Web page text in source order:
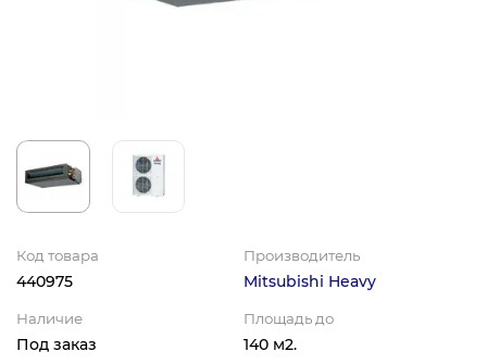
Код товара
440975
Производитель
Mitsubishi Heavy
Наличие
Под заказ
Площадь до
140 м2.